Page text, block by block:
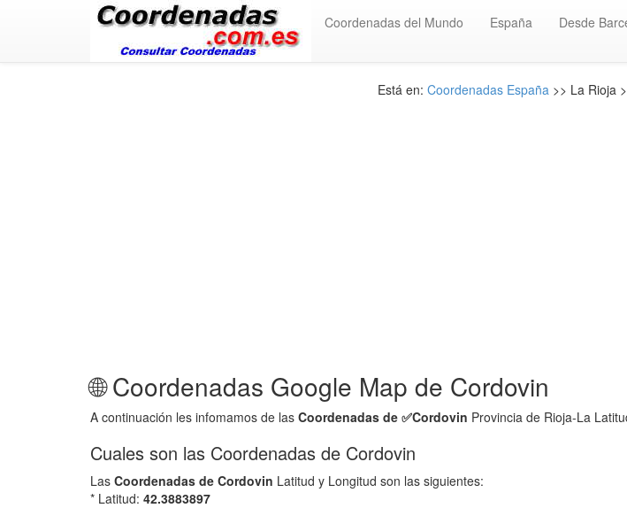
Coordenadas del Mundo España Desde
Está en: Coordenadas España >> La Rioja
🌐 Coordenadas Google Map de Cordovin
A continuación les infomamos de las Coordenadas de ✅Cordovin Provincia de Rioja-La
Cuales son las Coordenadas de Cordovin
Las Coordenadas de Cordovin Latitud y Longitud son las siguientes:
* Latitud: 42.3883897